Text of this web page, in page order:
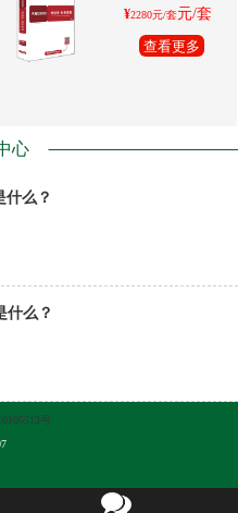
¥2280元/套元/套
查看更多
心
什么？
什么？
号